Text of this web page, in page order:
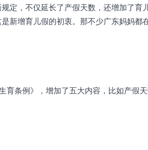
定，不仅延长了产假天数，还增加了育
新增育儿假的初衷。那不少广东妈妈都
育条例》，增加了五大内容，比如产假